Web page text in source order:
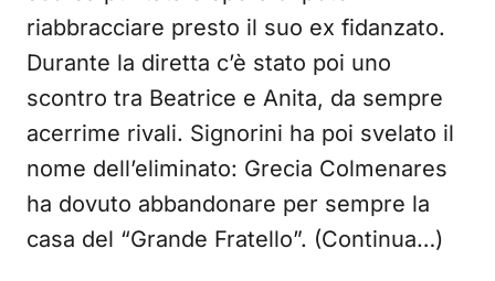
riabbracciare presto il suo ex fidanzato.
Durante la diretta c’è stato poi uno
scontro tra Beatrice e Anita, da sempre
acerrime rivali. Signorini ha poi svelato il
nome dell’eliminato: Grecia Colmenares
ha dovuto abbandonare per sempre la
casa del “Grande Fratello”. (Continua…)